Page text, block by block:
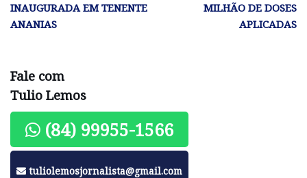
INAUGURADA EM TENENTE
ANANIAS
MILHÃO DE DOSES
APLICADAS
Fale com
Tulio Lemos
(84) 99955-1566
tuliolemosjornalista@gmail.com